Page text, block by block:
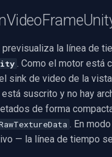
previsualiza la línea de
. Como el motor está
sink de video de la
suscrito y no hay
de forma
. En modo
— la línea de tiempo